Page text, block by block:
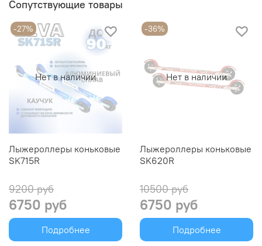
Сопутствующие товары
Нет в наличии
-27%
Лыжероллеры коньковые
SK715R
9200 руб
6750 руб
Подробнее
Нет в наличии
-36%
Лыжероллеры коньковые
SK620R
10500 руб
6750 руб
Подробнее